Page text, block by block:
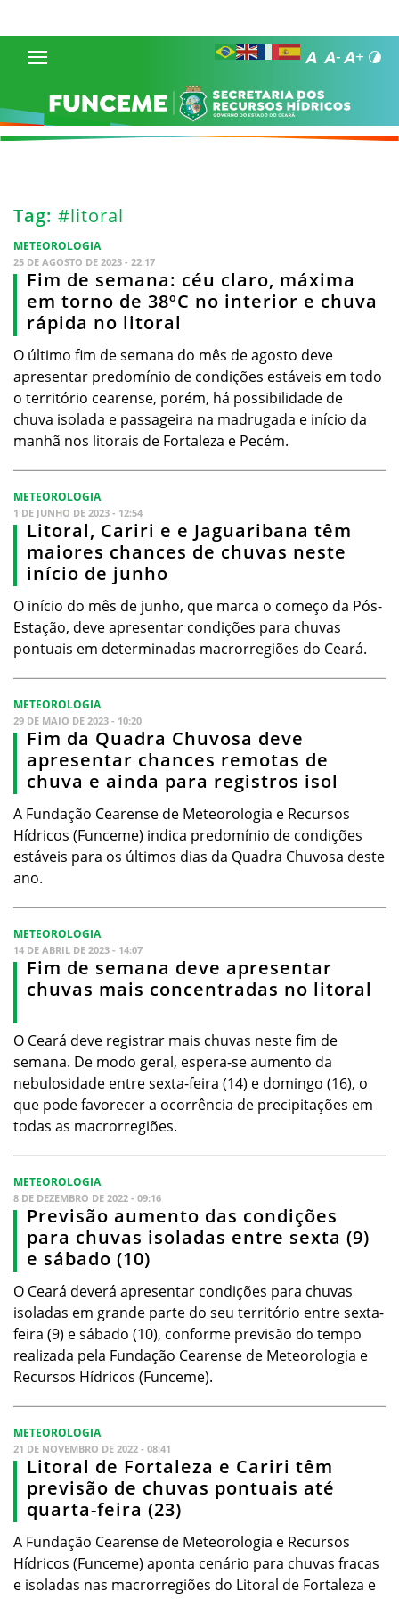
Tag: #litoral
METEOROLOGIA
25 DE AGOSTO DE 2023 - 22:17
Fim de semana: céu claro, máxima
em torno de 38ºC no interior e chuva
rápida no litoral
O último fim de semana do mês de agosto deve
apresentar predomínio de condições estáveis em todo
o território cearense, porém, há possibilidade de
chuva isolada e passageira na madrugada e início da
manhã nos litorais de Fortaleza e Pecém.
METEOROLOGIA
1 DE JUNHO DE 2023 - 12:54
Litoral, Cariri e e Jaguaribana têm
maiores chances de chuvas neste
início de junho
O início do mês de junho, que marca o começo da Pós-
Estação, deve apresentar condições para chuvas
pontuais em determinadas macrorregiões do Ceará.
METEOROLOGIA
29 DE MAIO DE 2023 - 10:20
Fim da Quadra Chuvosa deve
apresentar chances remotas de
chuva e ainda para registros isol
A Fundação Cearense de Meteorologia e Recursos
Hídricos (Funceme) indica predomínio de condições
estáveis para os últimos dias da Quadra Chuvosa deste
ano.
METEOROLOGIA
14 DE ABRIL DE 2023 - 14:07
Fim de semana deve apresentar
chuvas mais concentradas no litoral
O Ceará deve registrar mais chuvas neste fim de
semana. De modo geral, espera-se aumento da
nebulosidade entre sexta-feira (14) e domingo (16), o
que pode favorecer a ocorrência de precipitações em
todas as macrorregiões.
METEOROLOGIA
8 DE DEZEMBRO DE 2022 - 09:16
Previsão aumento das condições
para chuvas isoladas entre sexta (9)
e sábado (10)
O Ceará deverá apresentar condições para chuvas
isoladas em grande parte do seu território entre sexta-
feira (9) e sábado (10), conforme previsão do tempo
realizada pela Fundação Cearense de Meteorologia e
Recursos Hídricos (Funceme).
METEOROLOGIA
21 DE NOVEMBRO DE 2022 - 08:41
Litoral de Fortaleza e Cariri têm
previsão de chuvas pontuais até
quarta-feira (23)
A Fundação Cearense de Meteorologia e Recursos
Hídricos (Funceme) aponta cenário para chuvas fracas
e isoladas nas macrorregiões do Litoral de Fortaleza e